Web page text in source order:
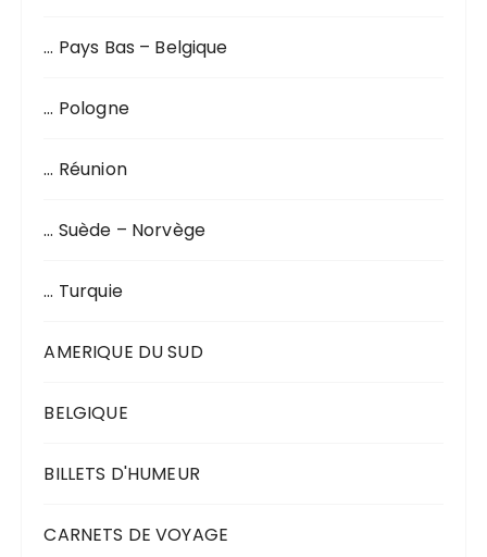
… Pays Bas – Belgique
… Pologne
… Réunion
… Suède – Norvège
… Turquie
AMERIQUE DU SUD
BELGIQUE
BILLETS D'HUMEUR
CARNETS DE VOYAGE